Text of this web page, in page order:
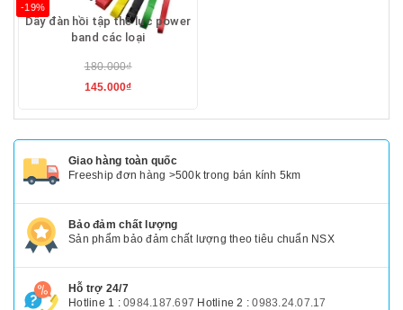
-19%
Dây đàn hồi tập thể lực power
band các loại
180.000₫
145.000₫
Giao hàng toàn quốc
Freeship đơn hàng >500k trong bán kính 5km
Bảo đảm chất lượng
Sản phẩm bảo đảm chất lượng theo tiêu chuẩn NSX
Hỗ trợ 24/7
Hotline 1 : 0984.187.697 Hotline 2 :0983.24.07.17